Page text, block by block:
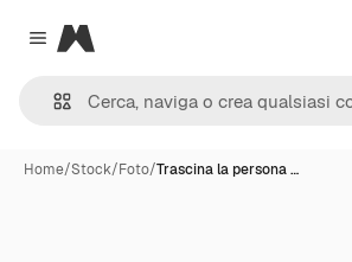
Close menu
Magnific
Home/Stock/Foto/Trascina la persona …